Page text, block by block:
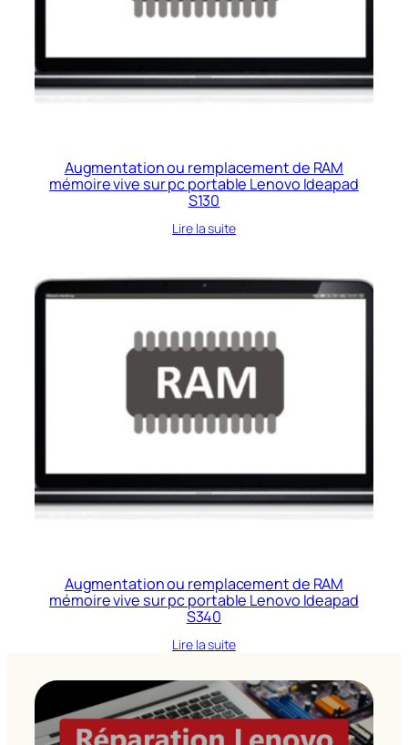
Augmentation ou remplacement de RAM
mémoire vive sur pc portable Lenovo Ideapad
S130
Lire la suite
Augmentation ou remplacement de RAM
mémoire vive sur pc portable Lenovo Ideapad
S340
Lire la suite